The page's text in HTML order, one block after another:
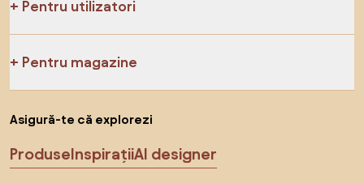
Pentru utilizatori
Pentru magazine
Asigură-te că explorezi
ProduseInspirațiiAI designer